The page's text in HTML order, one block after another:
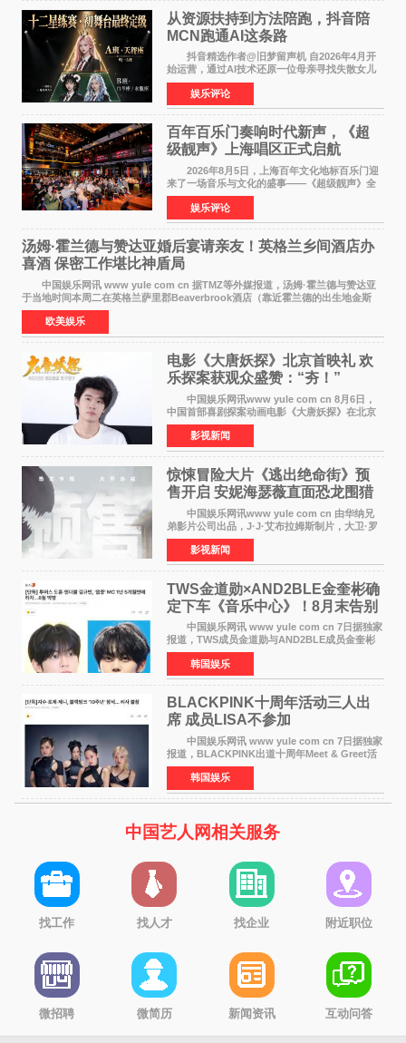
从资源扶持到方法陪跑，抖音陪
MCN跑通AI这条路
抖音精选作者@旧梦留声机 自2026年4月开
始运营，通过AI技术还原一位母亲寻找失散女儿
的故事，凭借强情感表达获得大量用户关注，发
布仅21小时便获得超1亿曝光、超1000万互动。
此后，账号持续沿
娱乐评论
百年百乐门奏响时代新声，《超
级靓声》上海唱区正式启航
2026年8月5日，上海百年文化地标百乐门迎
来了一场音乐与文化的盛事——《超级靓声》全
国励志音乐公益节目上海唱区新闻发布会暨启动
仪式在此隆重举行。各界领导、嘉宾与媒体朋友
齐聚一堂，共同
娱乐评论
汤姆·霍兰德与赞达亚婚后宴请亲友！英格兰乡间酒店办
喜酒 保密工作堪比神盾局
中国娱乐网讯 www yule com cn 据TMZ等外媒报道，汤姆·霍兰德与赞达亚
于当地时间本周二在英格兰萨里郡Beaverbrook酒店（靠近霍兰德的出生地金斯
顿）举办婚宴，邀请家人与朋友们喝喜酒，庆祝
欧美娱乐
电影《大唐妖探》北京首映礼 欢
乐探案获观众盛赞：“夯！”
中国娱乐网讯www yule com cn 8月6日，
中国首部喜剧探案动画电影《大唐妖探》在北京
举办电影首映礼。导演程腾、联合导演黄珉、总
制片人曹紫建、制片人李莹莹，配音导演张喆，
对白指导程寅，领
影视新闻
惊悚冒险大片《逃出绝命街》预
售开启 安妮海瑟薇直面恐龙围猎
中国娱乐网讯www yule com cn 由华纳兄
弟影片公司出品，J·J·艾布拉姆斯制片，大卫·罗
伯特·米切尔执导，好莱坞巨星安妮·海瑟薇和伊万
·麦克格雷格领衔主演的2026暑期惊悚冒险大片
《逃出绝
影视新闻
TWS金道勋×AND2BLE金奎彬确
定下车《音乐中心》！8月末告别
MC席位
中国娱乐网讯 www yule com cn 7日据独家
报道，TWS成员金道勋与AND2BLE成员金奎彬
将于8月离开《音乐中心》MC的位置。 金道
勋与金奎彬于去年3月与H2H A-NA一起被选为
《音乐中心》MC，约1
韩国娱乐
BLACKPINK十周年活动三人出
席 成员LISA不参加
中国娱乐网讯 www yule com cn 7日据独家
报道，BLACKPINK出道十周年Meet & Greet活
动将由智秀、ROS&Eacute;、JENNIE出席，
LISA将缺席。 此前BLACKPINK所属社YG并
未为组合出道十周年做
韩国娱乐
中国艺人网相关服务
找工作 找人才 找企业 附近职位
微招聘 微简历 新闻资讯 互动问答